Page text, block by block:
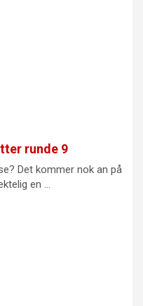
runde 9
Det kommer nok an på
en ...